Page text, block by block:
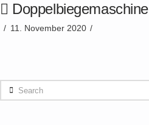
Doppelbiegemaschine
11. November 2020
Search